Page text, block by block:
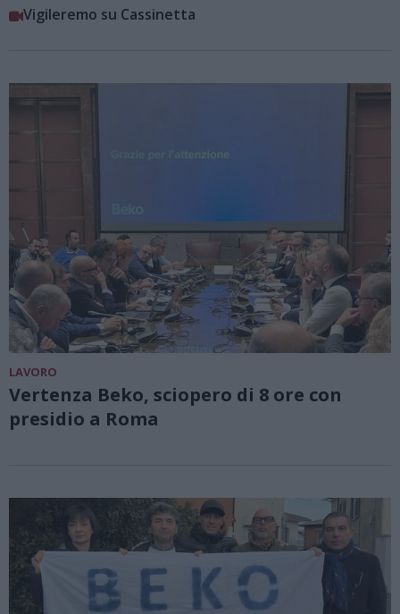
Vigileremo su Cassinetta
LAVORO
Vertenza Beko, sciopero di 8 ore con
presidio a Roma